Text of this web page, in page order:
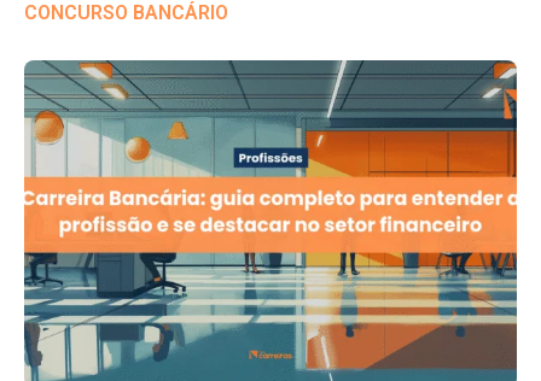
CONCURSO BANCÁRIO